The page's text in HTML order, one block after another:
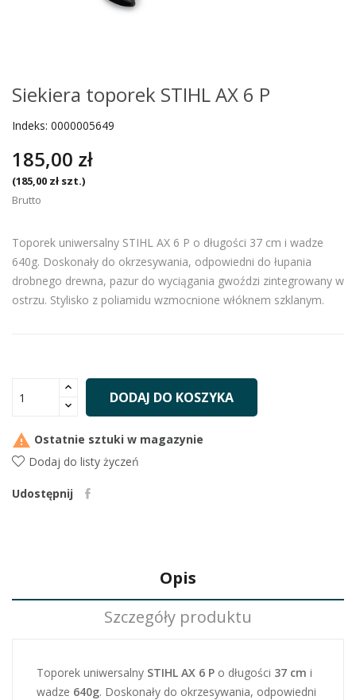
Siekiera toporek STIHL AX 6 P
Indeks: 0000005649
185,00 zł
(185,00 zł szt.)
Brutto
Toporek uniwersalny STIHL AX 6 P o długości 37 cm i wadze
640g. Doskonały do okrzesywania, odpowiedni do łupania
drobnego drewna, pazur do wyciągania gwoździ zintegrowany w
ostrzu. Stylisko z poliamidu wzmocnione włóknem szklanym.
DODAJ DO KOSZYKA
 Ostatnie sztuki w magazynie
Dodaj do listy życzeń
Udostępnij
Opis
Szczegóły produktu
Toporek uniwersalny STIHL AX 6 P o długości 37 cm i
wadze 640g. Doskonały do okrzesywania, odpowiedni